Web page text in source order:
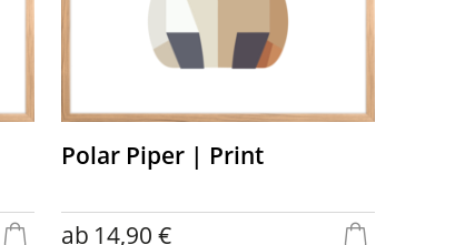
Polar Piper | Print
ab 14,90 €